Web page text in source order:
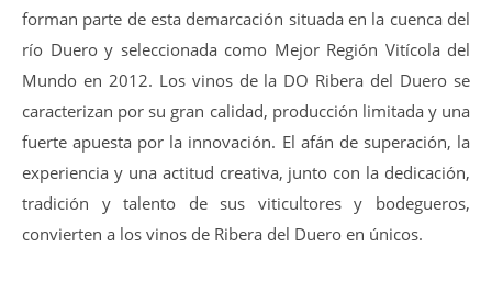
forman parte de esta demarcación situada en la cuenca del
río Duero y seleccionada como Mejor Región Vitícola del
Mundo en 2012. Los vinos de la DO Ribera del Duero se
caracterizan por su gran calidad, producción limitada y una
fuerte apuesta por la innovación. El afán de superación, la
experiencia y una actitud creativa, junto con la dedicación,
tradición y talento de sus viticultores y bodegueros,
convierten a los vinos de Ribera del Duero en únicos.